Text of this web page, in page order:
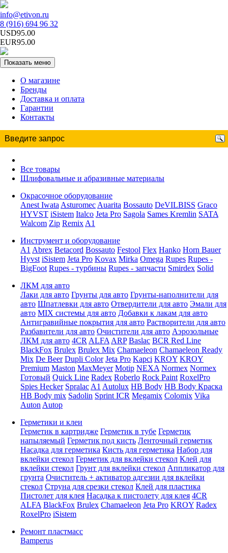
info@etivon.ru
8 (916) 694 96 32
USD95.00
EUR95.00
Показать меню
О магазине
Бренды
Доставка и оплата
Гарантии
Контакты
Все товары
Шлифовальные и абразивные материалы
Окрасочное оборудование
Anest Iwata Asturomec Auarita Bossauto DeVILBISS Graco
HYVST iSistem Italco Jeta Pro Sagola Sames Kremlin SATA
Walcom Zip Remix A1
Инструмент и оборудование
A1 Abrex Betacord Bossauto Festool Flex Hanko Horn Bauer
Hyvst iSistem Jeta Pro Kovax Mirka Omega Rupes Rupes -
BigFoot Rupes - турбины Rupes - запчасти Smirdex Solid
ЛКМ для авто
Лаки для авто Грунты для авто Грунты-наполнители для
авто Шпатлевки для авто Отвердители для авто Эмали для
авто MIX системы для авто Добавки к лакам для авто
Антигравийные покрытия для авто Растворители для авто
Разбавители для авто Очистители для авто Аэрозольные
ЛКМ для авто 4CR ALFA ARP Baslac BCR Red Line
BlackFox Brulex Brulex Mix Chamaeleon Chamaeleon Ready
Mix De Beer Dupli Color Jeta Pro Kapci KROY KROY
Premium Maston MaxMeyer Motip NEXA Normex Normex
Готовый Quick Line Radex Roberlo Rock Paint RoxelPro
Spies Hecker Spralac A1 Autolux HB Body HB Body Краска
HB Body mix Sadolin Sprint ICR Megamix Colomix Vika
Auton Autop
Герметики и клеи
Герметик в картридже Герметик в тубе Герметик
напыляемый Герметик под кисть Ленточный герметик
Насадка для герметика Кисть для герметика Набор для
вклейки стекол Герметик для вклейки стекол Клей для
вклейки стекол Грунт для вклейки стекол Аппликатор для
грунта Очиститель + активатор адгезии для вклейки
стекол Струна для срезки стекол Клей для пластика
Пистолет для клея Насадка к пистолету для клея 4CR
ALFA BlackFox Brulex Chamaeleon Jeta Pro KROY Radex
RoxelPro iSistem
Ремонт пластмасс
Bamperus